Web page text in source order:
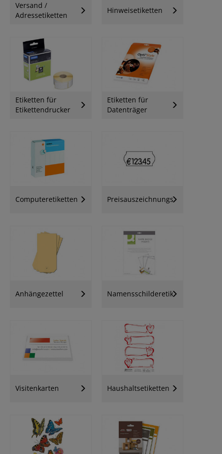
Versand /
Adressetiketten
Hinweisetiketten
Etiketten für
Etikettendrucker
Etiketten für
Datenträger
Computeretiketten Preisauszeichnungsetiketten
Anhängezettel Namensschilderetiketten
Visitenkarten Haushaltsetiketten